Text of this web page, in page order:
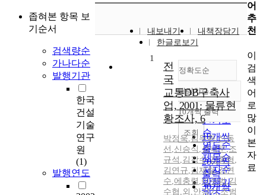
좁혀본 항목 보
기순서
검색량순
가나다순
발행기관
한국
건설
기술
연구
원
(1)
발행연도
내보내기
내책장담기
한글로보기
정확도순
정확도
순
인기도
순
연도순
제목순
저자순
발행기
내림차순
내림차순
10개씩 출력
10개씩
출력
20개씩
출력
30개씩
조회
1
전
국
교통DB구축사
업, 2001: 물류현
황조사, 6
박정욱,김무환,신동
선 ,신승식 ,성낙문,조
규석 ,김강수,김종형 ,
김연규,김제철,강연
수,에충렬 ,이수범,김
수협 ,외 ,안강기,조범
어
추
천
이
검
색
어
로
많
이
본
자
료